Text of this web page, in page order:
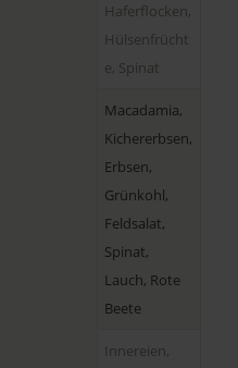
Haferflocken,
Hülsenfrücht
e, Spinat
Macadamia,
Kichererbsen,
Erbsen,
Grünkohl,
Feldsalat,
Spinat,
Lauch, Rote
Beete
Innereien,